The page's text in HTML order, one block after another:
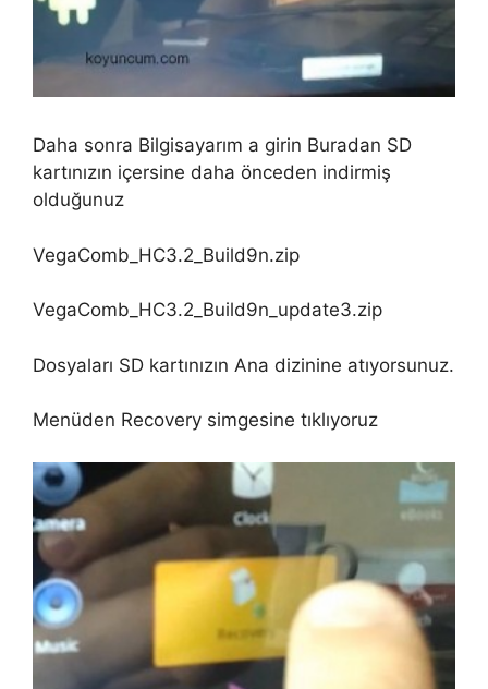
Daha sonra Bilgisayarım a girin Buradan SD
kartınızın içersine daha önceden indirmiş
olduğunuz
VegaComb_HC3.2_Build9n.zip
VegaComb_HC3.2_Build9n_update3.zip
Dosyaları SD kartınızın Ana dizinine atıyorsunuz.
Menüden Recovery simgesine tıklıyoruz